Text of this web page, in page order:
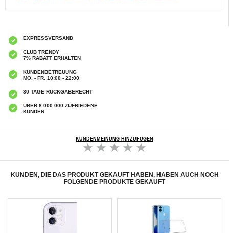
EXPRESSVERSAND
CLUB TRENDY
7% RABATT ERHALTEN
KUNDENBETREUUNG
MO. - FR. 10:00 - 22:00
30 TAGE RÜCKGABERECHT
ÜBER 8.000.000 ZUFRIEDENE
KUNDEN
KUNDENMEINUNG HINZUFÜGEN
KUNDEN, DIE DAS PRODUKT GEKAUFT HABEN, HABEN AUCH NOCH
FOLGENDE PRODUKTE GEKAUFT